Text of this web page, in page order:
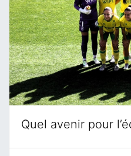
Quel avenir pour